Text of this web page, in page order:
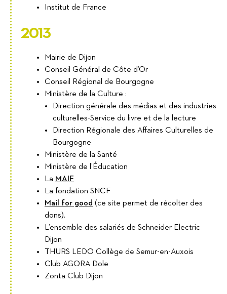
Institut de France
2013
Mairie de Dijon
Conseil Général de Côte d’Or
Conseil Régional de Bourgogne
Ministère de la Culture :
Direction générale des médias et des industries
culturelles-Service du livre et de la lecture
Direction Régionale des Affaires Culturelles de
Bourgogne
Ministère de la Santé
Ministère de l’Éducation
La MAIF
La fondation SNCF
Mail for good (ce site permet de récolter des
dons).
L’ensemble des salariés de Schneider Electric
Dijon
THURS LEDO Collège de Semur-en-Auxois
Club AGORA Dole
Zonta Club Dijon